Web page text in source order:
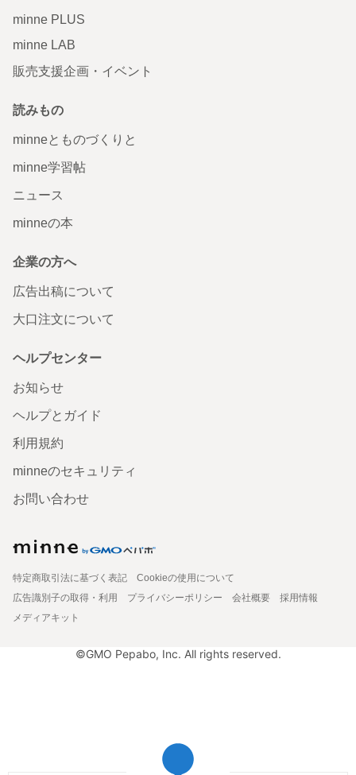
minne PLUS
minne LAB
販売支援企画・イベント
読みもの
minneとものづくりと
minne学習帖
ニュース
minneの本
企業の方へ
広告出稿について
大口注文について
ヘルプセンター
お知らせ
ヘルプとガイド
利用規約
minneのセキュリティ
お問い合わせ
特定商取引法に基づく表記
Cookieの使用について
広告識別子の取得・利用
プライバシーポリシー 会社概要
採用情報
メディアキット
©GMO Pepabo, Inc. All rights reserved.